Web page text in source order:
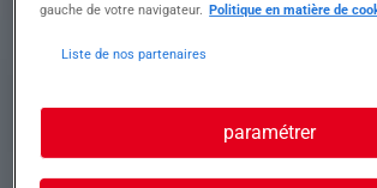
• Poste à pourvoir immédiatement
• Horaires : selon chantier
• Rémunération selon profil
gauche de votre navigateur. Politique en matière de
Liste de nos partenaires
paramétrer